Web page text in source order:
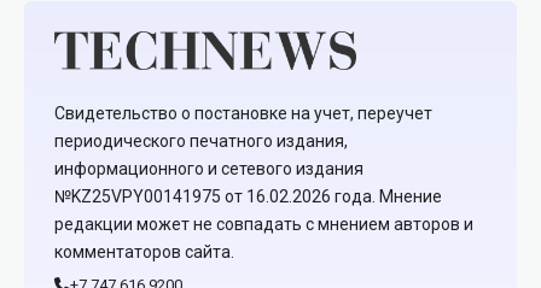
Свидетельство о постановке на учет, переучет
периодического печатного издания,
информационного и сетевого издания
№KZ25VPY00141975 от 16.02.2026 года. Мнение
редакции может не совпадать с мнением авторов и
комментаторов сайта.